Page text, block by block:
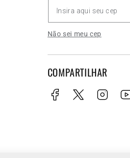
Não sei meu cep
COMPARTILHAR